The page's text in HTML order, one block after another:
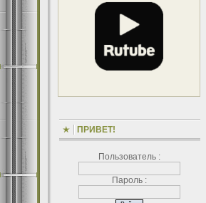
ПРИВЕТ!
Пользователь :
Пароль :